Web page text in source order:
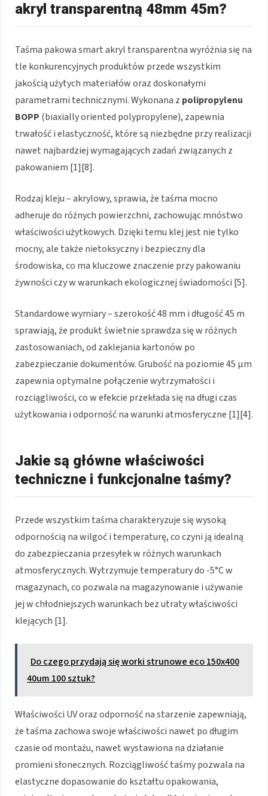
akryl transparentną 48mm 45m?
Taśma pakowa smart akryl transparentna wyróżnia się na
tle konkurencyjnych produktów przede wszystkim
jakością użytych materiałów oraz doskonałymi
parametrami technicznymi. Wykonana z polipropylenu
BOPP (biaxially oriented polypropylene), zapewnia
trwałość i elastyczność, które są niezbędne przy realizacji
nawet najbardziej wymagających zadań związanych z
pakowaniem [1][8].
Rodzaj kleju – akrylowy, sprawia, że taśma mocno
adheruje do różnych powierzchni, zachowując mnóstwo
właściwości użytkowych. Dzięki temu klej jest nie tylko
mocny, ale także nietoksyczny i bezpieczny dla
środowiska, co ma kluczowe znaczenie przy pakowaniu
żywności czy w warunkach ekologicznej świadomości [5].
Standardowe wymiary – szerokość 48 mm i długość 45 m
sprawiają, że produkt świetnie sprawdza się w różnych
zastosowaniach, od zaklejania kartonów po
zabezpieczanie dokumentów. Grubość na poziomie 45 µm
zapewnia optymalne połączenie wytrzymałości i
rozciągliwości, co w efekcie przekłada się na długi czas
użytkowania i odporność na warunki atmosferyczne [1][4].
Jakie są główne właściwości
techniczne i funkcjonalne taśmy?
Przede wszystkim taśma charakteryzuje się wysoką
odpornością na wilgoć i temperaturę, co czyni ją idealną
do zabezpieczania przesyłek w różnych warunkach
atmosferycznych. Wytrzymuje temperatury do -5°C w
magazynach, co pozwala na magazynowanie i używanie
jej w chłodniejszych warunkach bez utraty właściwości
klejących [1].
Do czego przydają się worki strunowe eco 150x400
40um 100 sztuk?
Właściwości UV oraz odporność na starzenie zapewniają,
że taśma zachowa swoje właściwości nawet po długim
czasie od montażu, nawet wystawiona na działanie
promieni słonecznych. Rozciągliwość taśmy pozwala na
elastyczne dopasowanie do kształtu opakowania,